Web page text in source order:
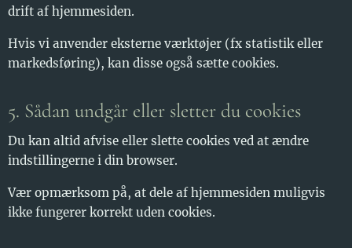
drift af hjemmesiden.
Hvis vi anvender eksterne værktøjer (fx statistik eller
markedsføring), kan disse også sætte cookies.
5. Sådan undgår eller sletter du cookies
Du kan altid afvise eller slette cookies ved at ændre
indstillingerne i din browser.
Vær opmærksom på, at dele af hjemmesiden muligvis
ikke fungerer korrekt uden cookies.